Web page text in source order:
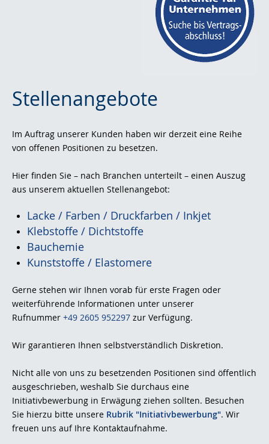
Stellenangebote
Im Auftrag unserer Kunden haben wir derzeit eine Reihe
von offenen Positionen zu besetzen.
Hier finden Sie – nach Branchen unterteilt – einen Auszug
aus unserem aktuellen Stellenangebot:
Lacke / Farben / Druckfarben / Inkjet
Klebstoffe / Dichtstoffe
Bauchemie
Kunststoffe / Elastomere
Gerne stehen wir Ihnen vorab für erste Fragen oder
weiterführende Informationen unter unserer
Rufnummer +49 2605 952297 zur Verfügung.
Wir garantieren Ihnen selbstverständlich Diskretion.
Nicht alle von uns zu besetzenden Positionen sind öffentlich
ausgeschrieben, weshalb Sie durchaus eine
Initiativbewerbung in Erwägung ziehen sollten. Besuchen
Sie hierzu bitte unsere Rubrik "Initiativbewerbung". Wir
freuen uns auf Ihre Kontaktaufnahme.